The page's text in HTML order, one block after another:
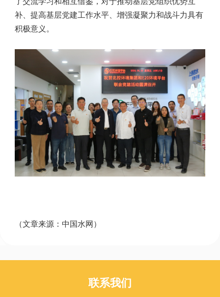
补、提高基层党建工作水平、增强凝聚力和战斗力具有
积极意义。
（文章来源：中国水网）
联系我们